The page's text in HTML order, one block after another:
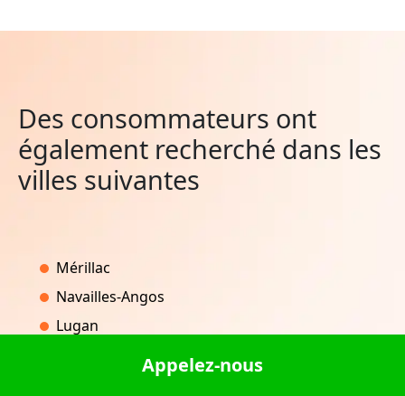
Des consommateurs ont
également recherché dans les
villes suivantes
Mérillac
Navailles-Angos
Lugan
Binic-Étables-sur-MerAppelez-nous